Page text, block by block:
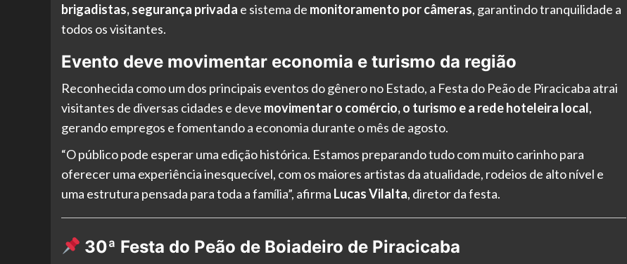
brigadistas, segurança privada e sistema de monitoramento por câmeras, garantindo tranquilidade a
todos os visitantes.
Evento deve movimentar economia e turismo da região
Reconhecida como um dos principais eventos do gênero no Estado, a Festa do Peão de Piracicaba atrai
visitantes de diversas cidades e deve movimentar o comércio, o turismo e a rede hoteleira local,
gerando empregos e fomentando a economia durante o mês de agosto.
“O público pode esperar uma edição histórica. Estamos preparando tudo com muito carinho para
oferecer uma experiência inesquecível, com os maiores artistas da atualidade, rodeios de alto nível e
uma estrutura pensada para toda a família”, afirma Lucas Vilalta, diretor da festa.
30ª Festa do Peão de Boiadeiro de Piracicaba